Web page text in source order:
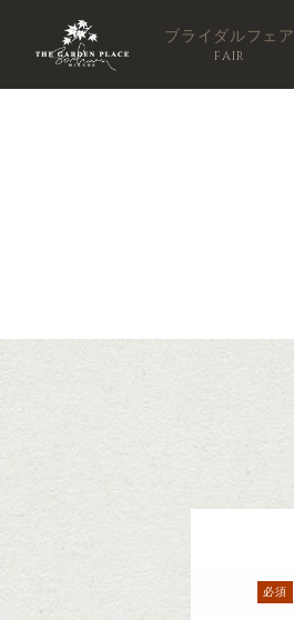
ブライダルフェア
FAIR